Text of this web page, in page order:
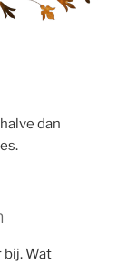
dan
bij. Wat